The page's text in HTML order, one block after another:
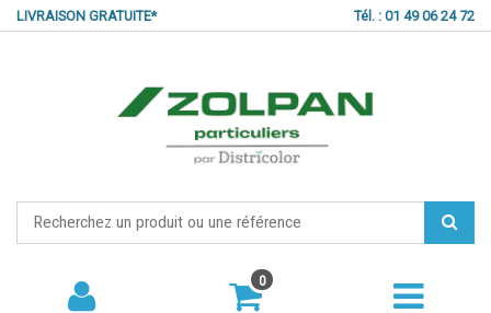
LIVRAISON GRATUITE* Tél. : 01 49 06 24 72
0